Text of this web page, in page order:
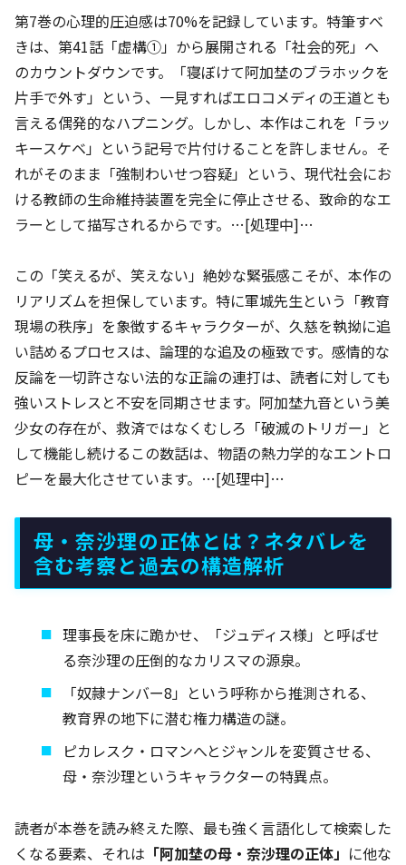
第7巻の心理的圧迫感は70%を記録しています。特筆すべ
きは、第41話「虚構①」から展開される「社会的死」へ
のカウントダウンです。「寝ぼけて阿加埜のブラホックを
片手で外す」という、一見すればエロコメディの王道とも
言える偶発的なハプニング。しかし、本作はこれを「ラッ
キースケベ」という記号で片付けることを許しません。そ
れがそのまま「強制わいせつ容疑」という、現代社会にお
ける教師の生命維持装置を完全に停止させる、致命的なエ
ラーとして描写されるからです。…[処理中]…
この「笑えるが、笑えない」絶妙な緊張感こそが、本作の
リアリズムを担保しています。特に軍城先生という「教育
現場の秩序」を象徴するキャラクターが、久慈を執拗に追
い詰めるプロセスは、論理的な追及の極致です。感情的な
反論を一切許さない法的な正論の連打は、読者に対しても
強いストレスと不安を同期させます。阿加埜九音という美
少女の存在が、救済ではなくむしろ「破滅のトリガー」と
して機能し続けるこの数話は、物語の熱力学的なエントロ
ピーを最大化させています。…[処理中]…
母・奈沙理の正体とは？ネタバレを
含む考察と過去の構造解析
理事長を床に跪かせ、「ジュディス様」と呼ばせ
る奈沙理の圧倒的なカリスマの源泉。
「奴隷ナンバー8」という呼称から推測される、
教育界の地下に潜む権力構造の謎。
ピカレスク・ロマンへとジャンルを変質させる、
母・奈沙理というキャラクターの特異点。
読者が本巻を読み終えた際、最も強く言語化して検索した
くなる要素、それは 「阿加埜の母・奈沙理の正体」 に他な